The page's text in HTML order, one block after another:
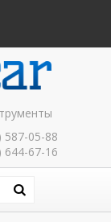
587-05-88
644-67-16